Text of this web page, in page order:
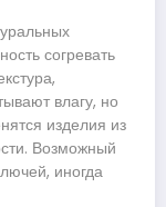
согревать
влагу, но
изделия из
Возможный
иногда